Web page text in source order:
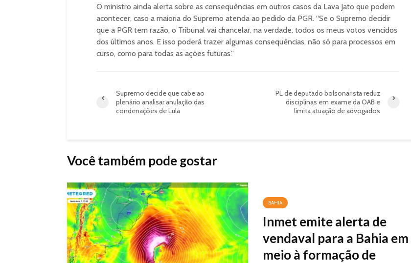
O ministro ainda alerta sobre as consequências em outros casos da Lava Jato que podem
acontecer, caso a maioria do Supremo atenda ao pedido da PGR. “Se o Supremo decidir
que a PGR tem razão, o Tribunal vai chancelar, na verdade, todos os meus votos vencidos
dos últimos anos. E isso poderá trazer algumas consequências, não só para processos em
curso, como para todas as ações futuras.”
Supremo decide que cabe ao
plenário analisar anulação das
condenações de Lula
PL de deputado bolsonarista reduz
disciplinas em exame da OAB e
limita atuação de advogados
Você também pode gostar
BAHIA
Inmet emite alerta de
vendaval para a Bahia em
meio à formação de